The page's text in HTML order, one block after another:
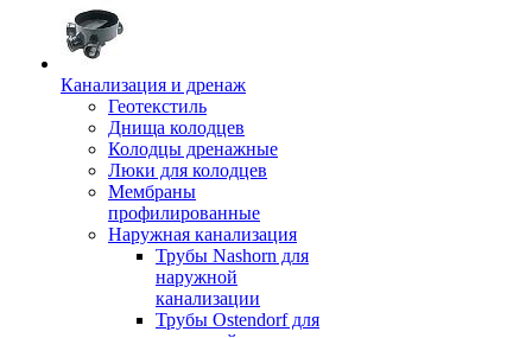
Канализация и дренаж
Геотекстиль
Днища колодцев
Колодцы дренажные
Люки для колодцев
Мембраны
профилированные
Наружная канализация
Трубы Nashorn для
наружной
канализации
Трубы Ostendorf для